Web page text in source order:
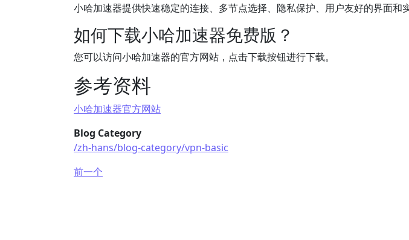
小哈加速器提供快速稳定的连接、多节点选择、隐私保护、用户友好的界面和
如何下载小哈加速器免费版？
您可以访问小哈加速器的官方网站，点击下载按钮进行下载。
参考资料
小哈加速器官方网站
Blog Category
/zh-hans/blog-category/vpn-basic
前一个